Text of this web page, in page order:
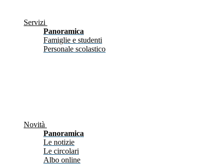
Servizi
Panoramica
Famiglie e studenti
Personale scolastico
Novità
Panoramica
Le notizie
Le circolari
Albo online